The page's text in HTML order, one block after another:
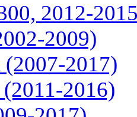
2012-
2009)
(2007-2017)
(2011-2016)